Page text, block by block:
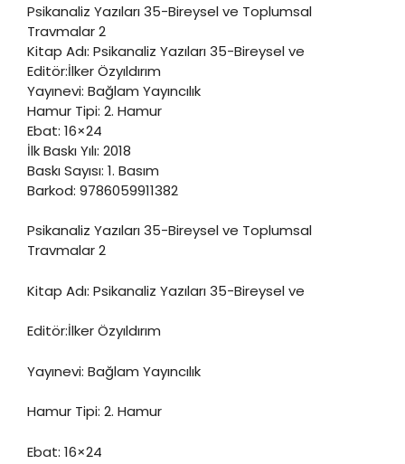
Psikanaliz Yazıları 35-Bireysel ve Toplumsal
Travmalar 2
Kitap Adı: Psikanaliz Yazıları 35-Bireysel ve
Editör:İlker Özyıldırım
Yayınevi: Bağlam Yayıncılık
Hamur Tipi: 2. Hamur
Ebat: 16×24
İlk Baskı Yılı: 2018
Baskı Sayısı: 1. Basım
Barkod: 9786059911382
Psikanaliz Yazıları 35-Bireysel ve Toplumsal
Travmalar 2
Kitap Adı: Psikanaliz Yazıları 35-Bireysel ve
Editör:İlker Özyıldırım
Yayınevi: Bağlam Yayıncılık
Hamur Tipi: 2. Hamur
Ebat: 16×24